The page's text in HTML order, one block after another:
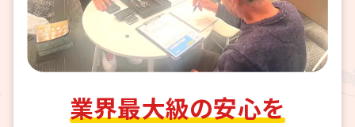
業界最大級の安心を